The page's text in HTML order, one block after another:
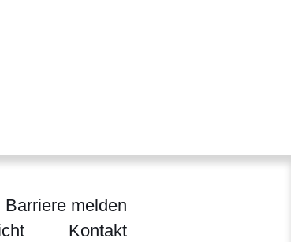
Barriere melden
Kontakt